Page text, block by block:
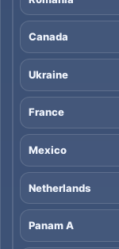
Canada
Ukraine
France
Mexico
Netherlands
Panam A